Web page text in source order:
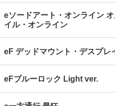
eソードアート・オンライン
イル・オンライン
eF デッドマウント・デスプレ
eFブルーロック Light ver.